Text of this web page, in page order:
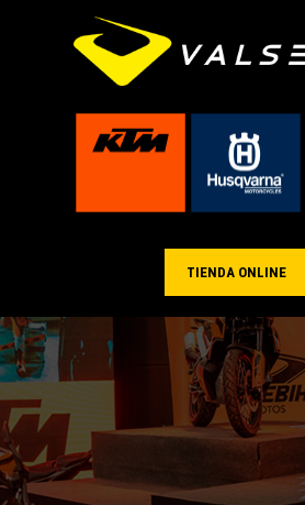
TIENDA ONLINE